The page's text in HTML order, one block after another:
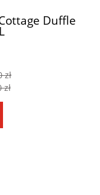
Duffle
zł
zł